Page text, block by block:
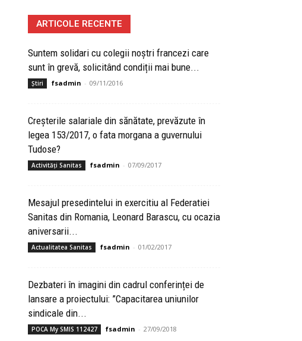
ARTICOLE RECENTE
Suntem solidari cu colegii noștri francezi care
sunt în grevă, solicitând condiții mai bune...
Știri fsadmin - 09/11/2016
Creșterile salariale din sănătate, prevăzute în
legea 153/2017, o fata morgana a guvernului
Tudose?
Activități Sanitas fsadmin - 07/09/2017
Mesajul presedintelui in exercitiu al Federatiei
Sanitas din Romania, Leonard Barascu, cu ocazia
aniversarii...
Actualitatea Sanitas fsadmin - 01/02/2017
Dezbateri în imagini din cadrul conferinței de
lansare a proiectului: ”Capacitarea uniunilor
sindicale din...
POCA My SMIS 112427 fsadmin - 27/09/2018